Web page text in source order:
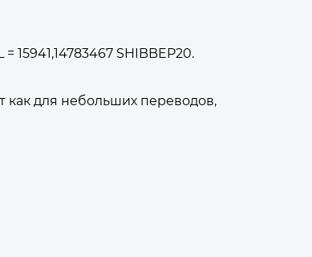
15941,14783467 SHIBBEP20.
для небольших переводов,